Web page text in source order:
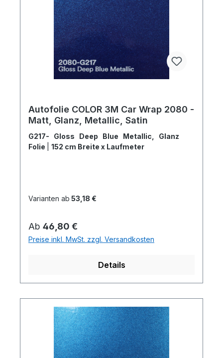
Autofolie COLOR 3M Car Wrap 2080 -
Matt, Glanz, Metallic, Satin
G217- Gloss Deep Blue Metallic, Glanz
Folie
152 cm Breite x Laufmeter
Varianten ab 53,18 €
Regulärer Preis:
Ab 46,80 €
Preise inkl. MwSt. zzgl. Versandkosten
Details